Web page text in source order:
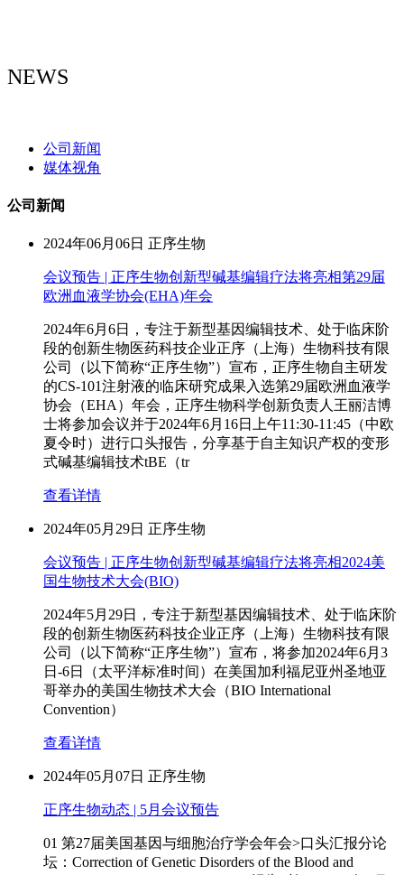
NEWS
公司新闻
媒体视角
公司新闻
2024年06月06日 正序生物
会议预告 | 正序生物创新型碱基编辑疗法将亮相第29届
欧洲血液学协会(EHA)年会
2024年6月6日，专注于新型基因编辑技术、处于临床阶
段的创新生物医药科技企业正序（上海）生物科技有限
公司（以下简称“正序生物”）宣布，正序生物自主研发
的CS-101注射液的临床研究成果入选第29届欧洲血液学
协会（EHA）年会，正序生物科学创新负责人王丽洁博
士将参加会议并于2024年6月16日上午11:30-11:45（中欧
夏令时）进行口头报告，分享基于自主知识产权的变形
式碱基编辑技术tBE（tr
查看详情
2024年05月29日 正序生物
会议预告 | 正序生物创新型碱基编辑疗法将亮相2024美
国生物技术大会(BIO)
2024年5月29日，专注于新型基因编辑技术、处于临床阶
段的创新生物医药科技企业正序（上海）生物科技有限
公司（以下简称“正序生物”）宣布，将参加2024年6月3
日-6日（太平洋标准时间）在美国加利福尼亚州圣地亚
哥举办的美国生物技术大会（BIO International
Convention）
查看详情
2024年05月07日 正序生物
正序生物动态 | 5月会议预告
01 第27届美国基因与细胞治疗学会年会>口头汇报分论
坛：Correction of Genetic Disorders of the Blood and